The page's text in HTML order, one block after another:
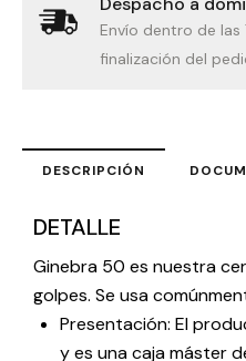
Envío dentro de las
finalización del
DESCRIPCIÓN
DETALLE
Ginebra 50 es nuestra
golpes. Se usa
Presentación: El
y es una caja máster